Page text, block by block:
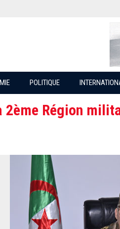
POLITIQUE
2ème Région